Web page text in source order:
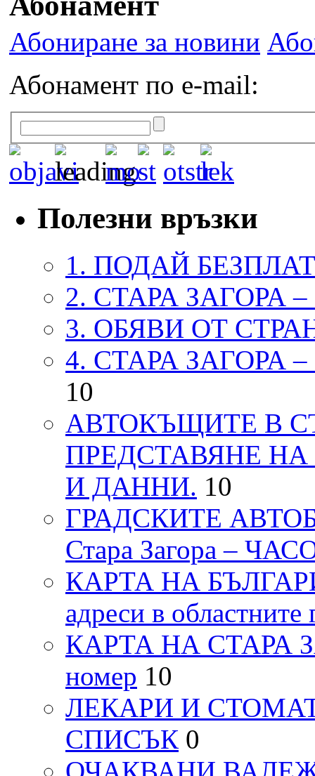
Абониране за новини
Абонамент по e-mail:
Полезни връзки
1. ПОДАЙ
2. СТАРА ЗАГОРА
3. ОБЯВИ ОТ
4. СТАРА ЗАГОРА
10
АВТОКЪЩИТЕ В
ПРЕДСТАВЯНЕ
И ДАННИ. 10
ГРАДСКИТЕ
Стара Загора –
КАРТА НА
адреси в областните
КАРТА НА СТАРА
номер 10
ЛЕКАРИ И
СПИСЪК 0